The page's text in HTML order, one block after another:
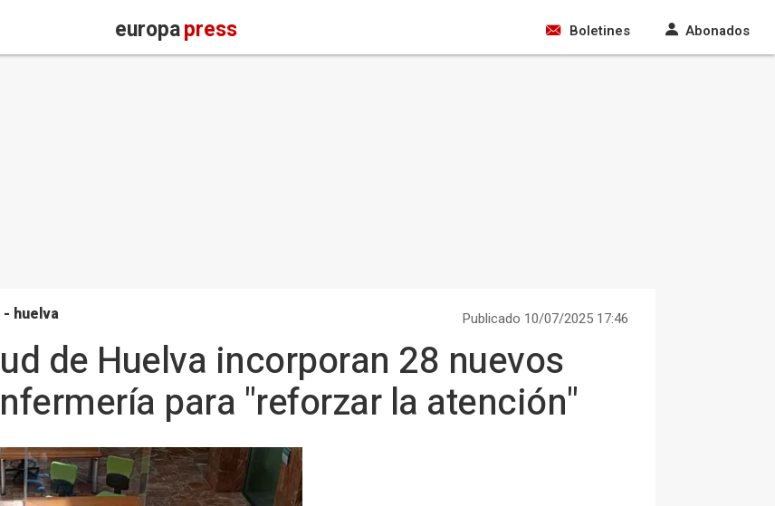
europapress Boletines Abonados
huelva Publicado 10/07/2025 17:46
de Huelva incorporan 28 nuevos
para "reforzar la atención"